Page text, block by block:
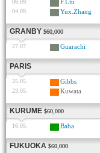
06.09. F.Liu
04.09. Yux.Zhang
GRANBY $60,000
27.07. Guarachi
PARIS
25.05. Gibbs
23.05. Kuwata
KURUME $60,000
16.05. Baba
FUKUOKA $60,000